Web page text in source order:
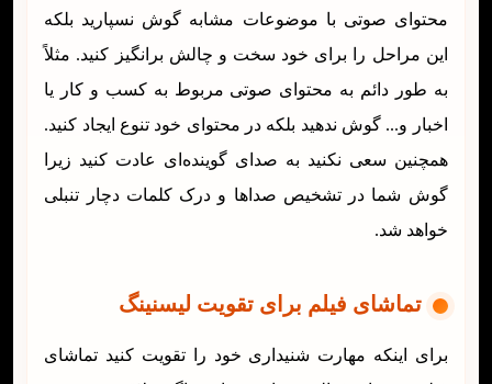
محتوای صوتی با موضوعات مشابه گوش نسپارید بلکه
این مراحل را برای خود سخت و چالش برانگیز کنید. مثلاً
به طور دائم به محتوای صوتی مربوط به کسب و کار یا
اخبار و... گوش ندهید بلکه در محتوای خود تنوع ایجاد کنید.
همچنین سعی نکنید به صدای گوینده‌ای عادت کنید زیرا
گوش شما در تشخیص صداها و درک کلمات دچار تنبلی
خواهد شد.
تماشای فیلم برای تقویت لیسنینگ
برای اینکه مهارت شنیداری خود را تقویت کنید تماشای